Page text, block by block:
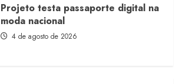
Projeto testa passaporte digital na
moda nacional
4 de agosto de 2026